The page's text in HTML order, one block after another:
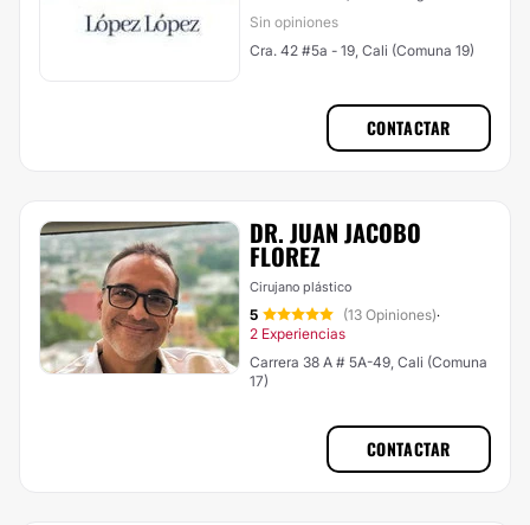
Sin opiniones
Cra. 42 #5a - 19, Cali (Comuna 19)
CONTACTAR
DR. JUAN JACOBO
FLOREZ
Cirujano plástico
5 (13 Opiniones)·
2 Experiencias
Carrera 38 A # 5A-49, Cali (Comuna
17)
CONTACTAR